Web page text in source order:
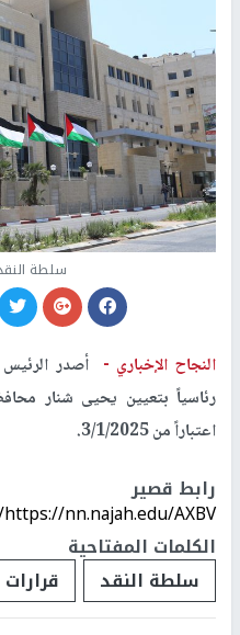
سلطة
النجاح الإخباري - أصدر الرئيس
رئاسياً بتعيين يحيى شنار
اعتباراً من 3/1/2025.
رابط قصير
https://nn.najah.edu/AXBV/
الكلمات المفتاحية
سلطة النقد